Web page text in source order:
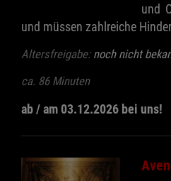
und
und müssen zahlreiche
Altersfreigabe: noch nicht
ca. 86 Minuten
ab / am 03.12.2026 bei uns!